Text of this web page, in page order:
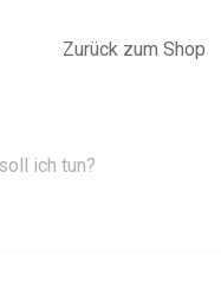
Zurück zum Shop
ich tun?